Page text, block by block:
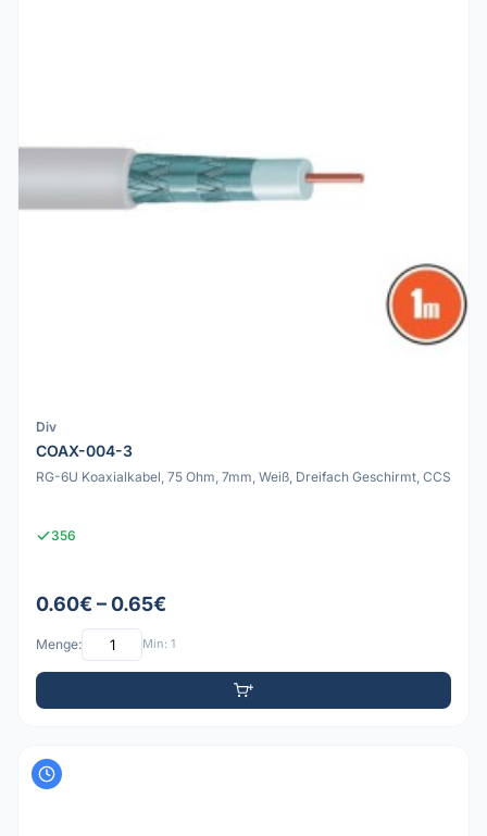
Div
COAX-004-3
RG-6U Koaxialkabel, 75 Ohm, 7mm, Weiß, Dreifach Geschirmt, CCS
356
0.60€ – 0.65€
Menge: Min: 1